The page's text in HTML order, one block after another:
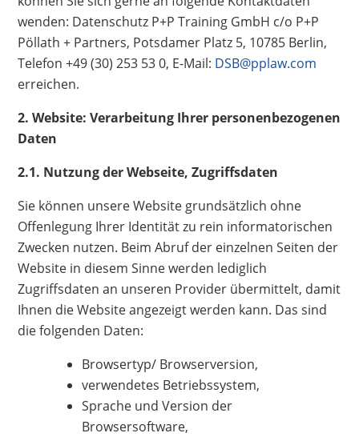
wenden: Datenschutz P+P Training GmbH c/o P+P
Pöllath + Partners, Potsdamer Platz 5, 10785 Berlin,
Telefon +49 (30) 253 53 0, E-Mail: DSB@pplaw.com
erreichen.
2. Website: Verarbeitung Ihrer personenbezogenen
Daten
2.1. Nutzung der Webseite, Zugriffsdaten
Sie können unsere Website grundsätzlich ohne
Offenlegung Ihrer Identität zu rein informatorischen
Zwecken nutzen. Beim Abruf der einzelnen Seiten der
Website in diesem Sinne werden lediglich
Zugriffsdaten an unseren Provider übermittelt, damit
Ihnen die Website angezeigt werden kann. Das sind
die folgenden Daten:
Browsertyp/ Browserversion,
verwendetes Betriebssystem,
Sprache und Version der
Browsersoftware,